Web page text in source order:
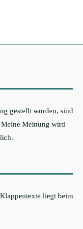
gestellt wurden, sind
Meine Meinung wird
liegt beim